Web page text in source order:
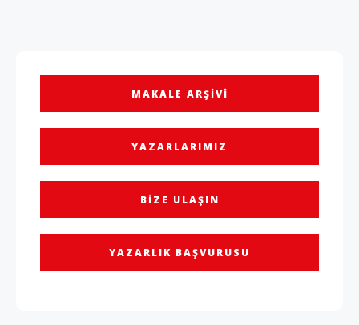
MAKALE ARŞIVI
YAZARLARIMIZ
BIZE ULAŞIN
YAZARLIK BAŞVURUSU